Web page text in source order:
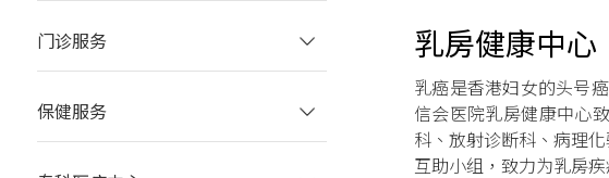
门诊服务
保健服务
乳房健康中心
乳癌是香港妇女的头号
信会医院乳房健康中心
科、放射诊断科、病理
互助小组，致力为乳房